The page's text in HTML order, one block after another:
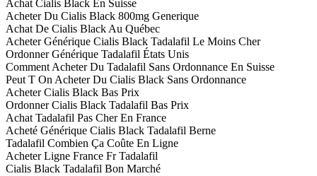
Achat Cialis Black En Suisse
Acheter Du Cialis Black 800mg Generique
Achat De Cialis Black Au Québec
Acheter Générique Cialis Black Tadalafil Le Moins Cher
Ordonner Générique Tadalafil États Unis
Comment Acheter Du Tadalafil Sans Ordonnance En Suisse
Peut T On Acheter Du Cialis Black Sans Ordonnance
Acheter Cialis Black Bas Prix
Ordonner Cialis Black Tadalafil Bas Prix
Achat Tadalafil Pas Cher En France
Acheté Générique Cialis Black Tadalafil Berne
Tadalafil Combien Ça Coûte En Ligne
Acheter Ligne France Fr Tadalafil
Cialis Black Tadalafil Bon Marché